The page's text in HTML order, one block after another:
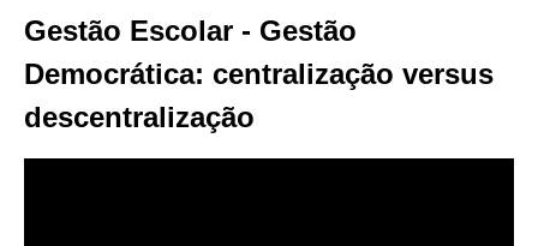
Gestão Escolar - Gestão
Democrática: centralização versus
descentralização